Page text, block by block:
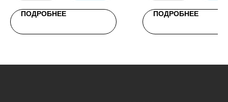
ПОДРОБНЕЕ ПОДРОБНЕЕ